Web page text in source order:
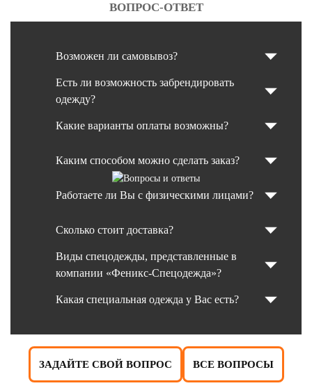
ВОПРОС-ОТВЕТ
Возможен ли самовывоз?
Есть ли возможность забрендировать
одежду?
Какие варианты оплаты возможны?
Каким способом можно сделать заказ?
Работаете ли Вы с физическими лицами?
Сколько стоит доставка?
Виды спецодежды, представленные в
компании «Феникс-Спецодежда»?
Какая специальная одежда у Вас есть?
ЗАДАЙТЕ СВОЙ ВОПРОС ВСЕ ВОПРОСЫ